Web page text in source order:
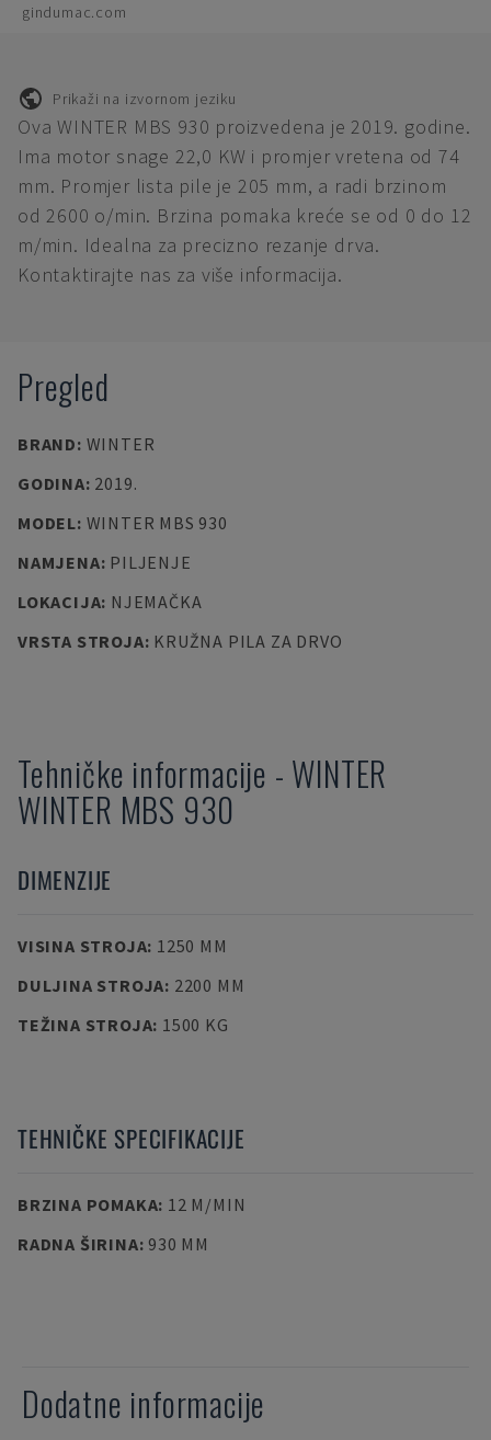
gindumac.com
Prikaži na izvornom jeziku
Ova WINTER MBS 930 proizvedena je 2019. godine.
Ima motor snage 22,0 KW i promjer vretena od 74
mm. Promjer lista pile je 205 mm, a radi brzinom
od 2600 o/min. Brzina pomaka kreće se od 0 do 12
m/min. Idealna za precizno rezanje drva.
Kontaktirajte nas za više informacija.
Pregled
BRAND: WINTER
GODINA: 2019.
MODEL: WINTER MBS 930
NAMJENA: PILJENJE
LOKACIJA: NJEMAČKA
VRSTA STROJA: KRUŽNA PILA ZA DRVO
Tehničke informacije - WINTER
WINTER MBS 930
DIMENZIJE
VISINA STROJA: 1250 MM
DULJINA STROJA: 2200 MM
TEŽINA STROJA: 1500 KG
TEHNIČKE SPECIFIKACIJE
BRZINA POMAKA: 12 M/MIN
RADNA ŠIRINA: 930 MM
Dodatne informacije